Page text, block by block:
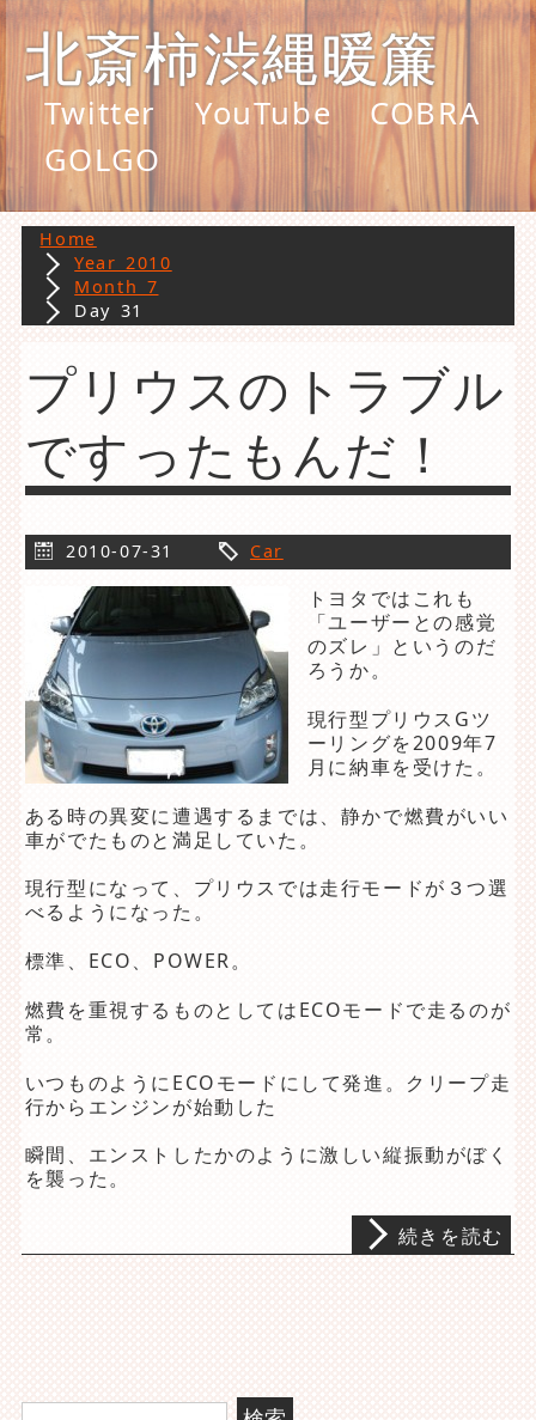
北斎柿渋縄暖簾
Twitter YouTube
COBRA
GOLGO
Home
Year 2010
Month 7
Day 31
プリウスのトラブル
ですったもんだ！
2010-07-31 Car
トヨタではこれも
「ユーザーとの感覚
のズレ」というのだ
ろうか。
現行型プリウスGツ
ーリングを2009年7
月に納車を受けた。
ある時の異変に遭遇するまでは、静かで燃費がいい
車がでたものと満足していた。
現行型になって、プリウスでは走行モードが３つ選
べるようになった。
標準、ECO、POWER。
燃費を重視するものとしてはECOモードで走るのが
常。
いつものようにECOモードにして発進。クリープ走
行からエンジンが始動した
瞬間、 エンストしたかのように激しい縦振動がぼく
を襲った。
続きを読む
検